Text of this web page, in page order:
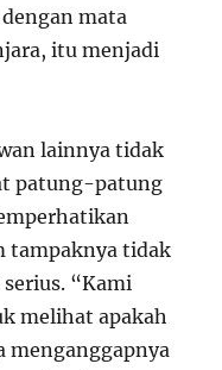
mata
itu menjadi
lainnya tidak
patung-patung
tampaknya tidak
“Kami
melihat apakah
menganggapnya